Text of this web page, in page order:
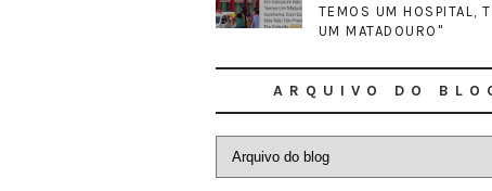
TEMOS UM HOSPITAL,
UM MATADOURO"
ARQUIVO DO